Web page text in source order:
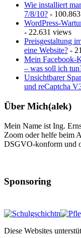
Wie installiert
7/8/10? -
WordPress-
- 22.631 views
Preisgestaltung
eine Website? -
Mein Facebook-
– was soll ich
Unsichtbarer
und reCaptcha
Über Mich(alek)
Mein Name ist Ing.
Zoom oder helfe beim
DSGVO-konform und
Sponsoring
Diese Websites